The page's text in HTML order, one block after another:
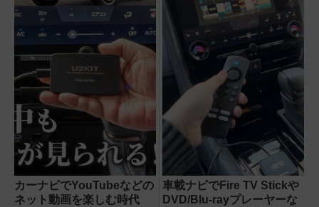
カーナビでYouTubeなどの
ネット動画を楽しむ時代
車載ナビでFire TV Stickや
DVD/Blu-rayプレーヤーな